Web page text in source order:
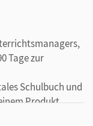
Tage zur
Schulbuch und
Produkt.
er Ihre